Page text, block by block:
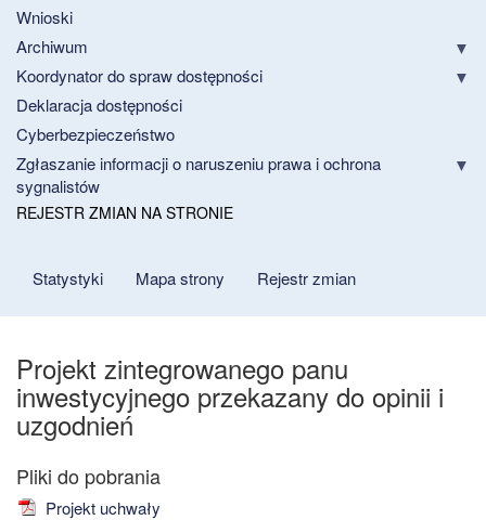
Wnioski
Archiwum
Koordynator do spraw dostępności
Deklaracja dostępności
Cyberbezpieczeństwo
Zgłaszanie informacji o naruszeniu prawa i ochrona
sygnalistów
REJESTR ZMIAN NA STRONIE
Statystyki Mapa strony Rejestr zmian
Projekt zintegrowanego panu
inwestycyjnego przekazany do opinii i
uzgodnień
Projekt uchwały